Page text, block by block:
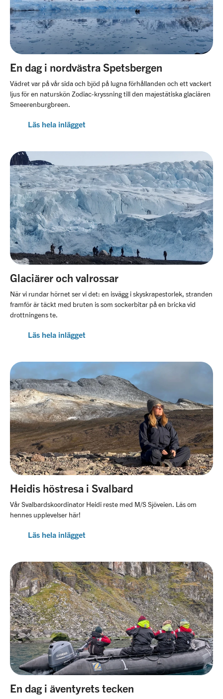
En dag i nordvästra Spetsbergen
Vädret var på vår sida och bjöd på lugna förhållanden och ett vackert
ljus för en naturskön Zodiac-kryssning till den majestätiska glaciären
Smeerenburgbreen.
Läs hela inlägget
Glaciärer och valrossar
När vi rundar hörnet ser vi det: en isvägg i skyskrapestorlek, stranden
framför är täckt med bruten is som sockerbitar på en bricka vid
drottningens te.
Läs hela inlägget
Heidis höstresa i Svalbard
Vår Svalbardskoordinator Heidi reste med M/S Sjöveien. Läs om
hennes upplevelser här!
Läs hela inlägget
En dag i äventyrets tecken